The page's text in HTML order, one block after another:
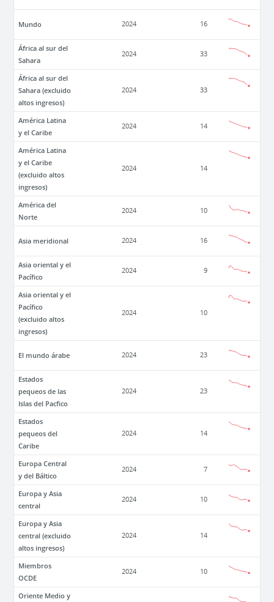
Mundo 2024 16
África al sur del
Sahara
2024 33
África al sur del
Sahara (excluido
altos ingresos)
2024 33
América Latina
y el Caribe
2024 14
América Latina
y el Caribe
(excluido altos
ingresos)
2024 14
América del
Norte
2024 10
Asia meridional 2024 16
Asia oriental y el
Pacífico
2024 9
Asia oriental y el
Pacífico
(excluido altos
ingresos)
2024 10
El mundo árabe 2024 23
Estados
pequeos de las
Islas del Pacfico
2024 23
Estados
pequeos del
Caribe
2024 14
Europa Central
y del Báltico
2024 7
Europa y Asia
central
2024 10
Europa y Asia
central (excluido
altos ingresos)
2024 14
Miembros
OCDE
2024 10
Oriente Medio y